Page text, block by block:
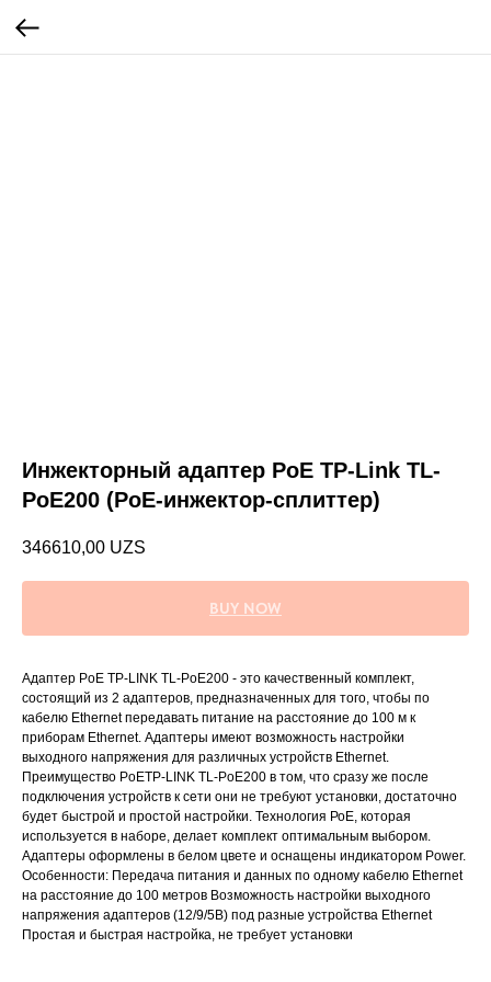
Инжекторный адаптер PoE TP-Link TL-
PoE200 (PoE-инжектор-сплиттер)
346610,00 UZS
BUY NOW
Адаптер PoE TP-LINK TL-PoE200 - это качественный комплект,
состоящий из 2 адаптеров, предназначенных для того, чтобы по
кабелю Ethernet передавать питание на расстояние до 100 м к
приборам Ethernet. Адаптеры имеют возможность настройки
выходного напряжения для различных устройств Ethernet.
Преимущество PoETP-LINK TL-PoE200 в том, что сразу же после
подключения устройств к сети они не требуют установки, достаточно
будет быстрой и простой настройки. Технология РоЕ, которая
используется в наборе, делает комплект оптимальным выбором.
Адаптеры оформлены в белом цвете и оснащены индикатором Power.
Особенности: Передача питания и данных по одному кабелю Ethernet
на расстояние до 100 метров Возможность настройки выходного
напряжения адаптеров (12/9/5В) под разные устройства Ethernet
Простая и быстрая настройка, не требует установки